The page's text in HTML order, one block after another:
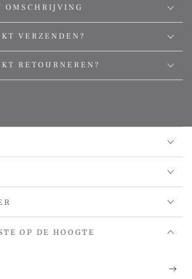
OMSCHRIJVING
VERZENDEN?
RETOURNEREN?
OP DE HOOGTE